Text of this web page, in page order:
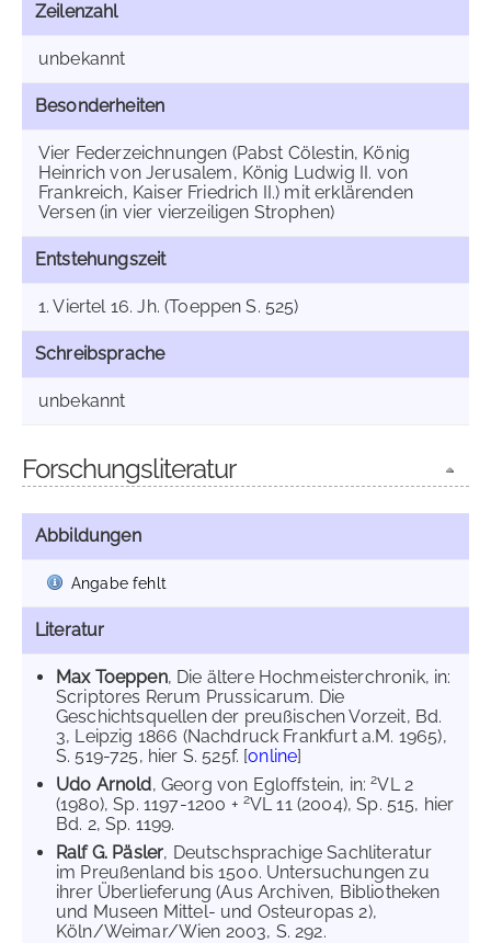
Zeilenzahl
unbekannt
Besonderheiten
Vier Federzeichnungen (Pabst Cölestin, König
Heinrich von Jerusalem, König Ludwig II. von
Frankreich, Kaiser Friedrich II.) mit erklärenden
Versen (in vier vierzeiligen Strophen)
Entstehungszeit
1. Viertel 16. Jh. (Toeppen S. 525)
Schreibsprache
unbekannt
Forschungsliteratur
Abbildungen
Angabe fehlt
Literatur
Max Toeppen, Die ältere Hochmeisterchronik, in:
Scriptores Rerum Prussicarum. Die
Geschichtsquellen der preußischen Vorzeit, Bd.
3, Leipzig 1866 (Nachdruck Frankfurt a.M. 1965),
S. 519-725, hier S. 525f. [online]
Udo Arnold, Georg von Egloffstein, in:2VL 2
(1980), Sp. 1197-1200 + 2VL 11 (2004), Sp. 515, hier
Bd. 2, Sp. 1199.
Ralf G. Päsler, Deutschsprachige Sachliteratur
im Preußenland bis 1500. Untersuchungen zu
ihrer Überlieferung (Aus Archiven, Bibliotheken
und Museen Mittel- und Osteuropas 2),
Köln/Weimar/Wien 2003, S. 292.